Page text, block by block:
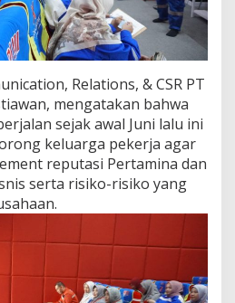
n
i
t
u
m
i
B
a
n
g
u
K
b
Relations, & CSR PT
mengatakan bahwa
sejak awal Juni lalu ini
keluarga pekerja agar
reputasi Pertamina dan
serta risiko-risiko yang